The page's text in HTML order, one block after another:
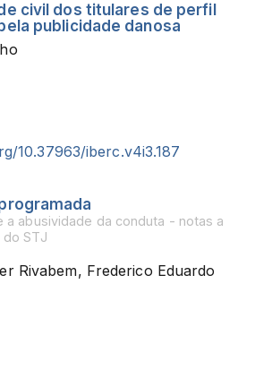
civil dos titulares de perfil
publicidade danosa
10.37963/iberc.v4i3.187
a abusividade da conduta - notas a
STJ
Rivabem, Frederico Eduardo